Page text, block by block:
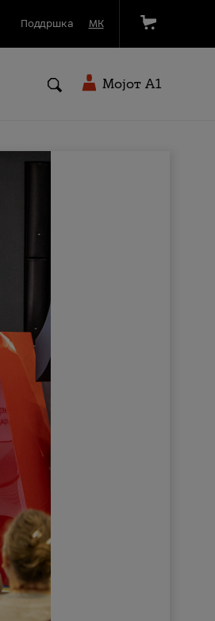
Поддршка МК
Мојот A1